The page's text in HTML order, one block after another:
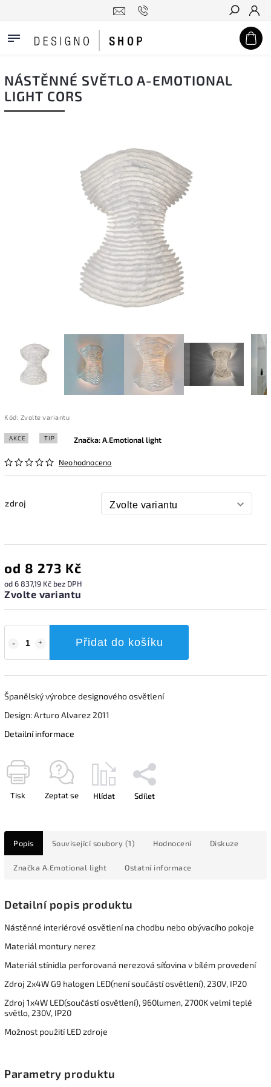
Hledat
NÁSTĚNNÉ SVĚTLO A-EMOTIONAL
LIGHT CORS
Kód: Zvolte variantu
AKCE TIP
Neohodnoceno
Značka:A.Emotional light
zdroj
od 8 273 Kč
od6 837,19 Kč bez DPH
Zvolte variantu
Přidat do košíku
Španělský výrobce designového osvětlení
Design: Arturo Alvarez 2011
Detailní informace
Tisk Zeptat se Hlídat Sdílet
Popis Související soubory (1) Hodnocení Diskuze
Značka A.Emotional light Ostatní informace
Detailní popis produktu
Nástěnné interiérové osvětlení na chodbu nebo obývacího pokoje
Materiál montury nerez
Materiál stínidla perforovaná nerezová síťovina v bílém provedení
Zdroj 2x4W G9 halogen LED(není součástí osvětlení), 230V, IP20
Zdroj 1x4W LED(součástí osvětlení), 960lumen, 2700K velmi teplé
světlo, 230V, IP20
Možnost použití LED zdroje
Parametry produktu